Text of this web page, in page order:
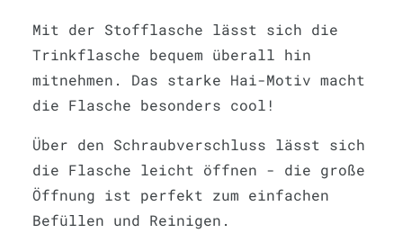
Mit der Stofflasche lässt sich die
Trinkflasche bequem überall hin
mitnehmen. Das starke Hai-Motiv macht
die Flasche besonders cool!
Über den Schraubverschluss lässt sich
die Flasche leicht öffnen - die große
Öffnung ist perfekt zum einfachen
Befüllen und Reinigen.